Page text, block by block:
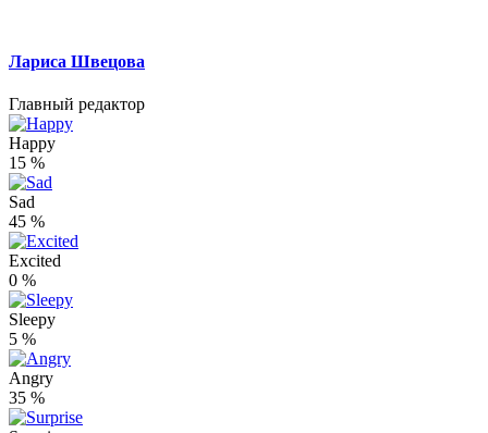
Лариса Швецова
Главный редактор
Happy
15 %
Sad
45 %
Excited
0 %
Sleepy
5 %
Angry
35 %